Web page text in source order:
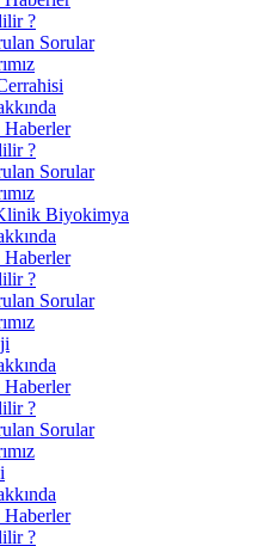
?
Sorular
?
Sorular
Biyokimya
?
Sorular
?
Sorular
?